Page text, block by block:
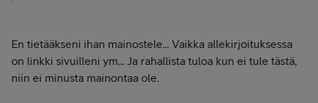
En tietääkseni ihan mainostele... Vaikka allekirjoituksessa
on linkki sivuilleni ym... Ja rahallista tuloa kun ei tule tästä,
niin ei minusta mainontaa ole.